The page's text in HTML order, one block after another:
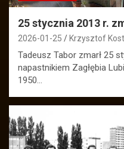
25 stycznia 2013 r.
2026-01-25 Krzysztof
Tadeusz Tabor zmarł 25
napastnikiem Zagłębia
1950…